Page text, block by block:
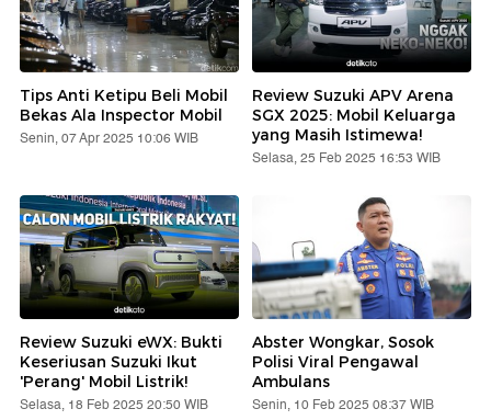
Tips Anti Ketipu Beli Mobil
Bekas Ala Inspector Mobil
Senin, 07 Apr 2025 10:06 WIB
Review Suzuki APV Arena
SGX 2025: Mobil Keluarga
yang Masih Istimewa!
Selasa, 25 Feb 2025 16:53 WIB
Review Suzuki eWX: Bukti
Keseriusan Suzuki Ikut
'Perang' Mobil Listrik!
Selasa, 18 Feb 2025 20:50 WIB
Abster Wongkar, Sosok
Polisi Viral Pengawal
Ambulans
Senin, 10 Feb 2025 08:37 WIB